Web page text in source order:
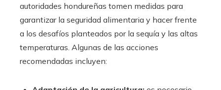
autoridades hondureñas tomen medidas para
garantizar la seguridad alimentaria y hacer frente
a los desafíos planteados por la sequía y las altas
temperaturas. Algunas de las acciones
recomendadas incluyen: